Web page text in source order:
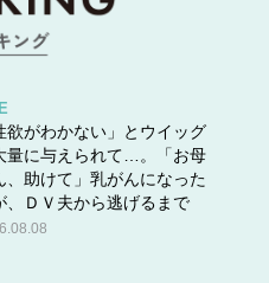
欲がわかない」とウイッグ
量に与えられて…。「お母
、助けて」乳がんになった
、ＤＶ夫から逃げるまで